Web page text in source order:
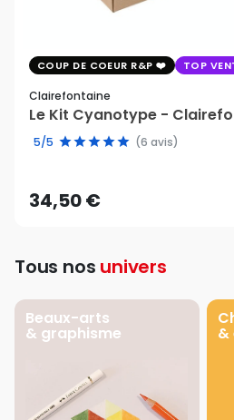
COUP DE COEUR R&P TOP
Clairefontaine
Le Kit Cyanotype -
5/5 (6 avis)
34,50 €
Tous nos univers
Beaux-arts
& graphisme &